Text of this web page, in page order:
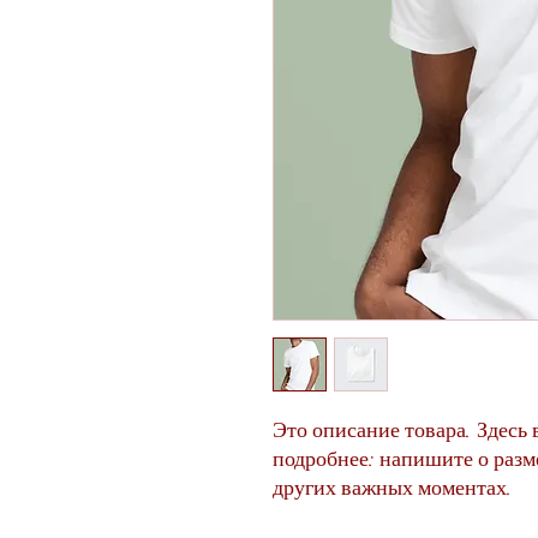
Это описание товара. Здесь
подробнее: напишите о
других важных моментах.